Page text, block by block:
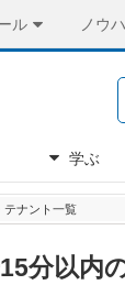
ル ノウ
学ぶ
テナント一覧
分以内